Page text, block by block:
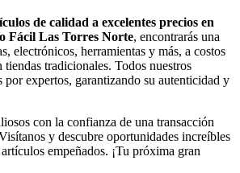
de calidad a excelentes precios en
Fácil Las Torres Norte, encontrarás una
electrónicos, herramientas y más, a costos
tiendas tradicionales. Todos nuestros
por expertos, garantizando su autenticidad y
con la confianza de una transacción
y descubre oportunidades increíbles
empeñados. ¡Tu próxima gran